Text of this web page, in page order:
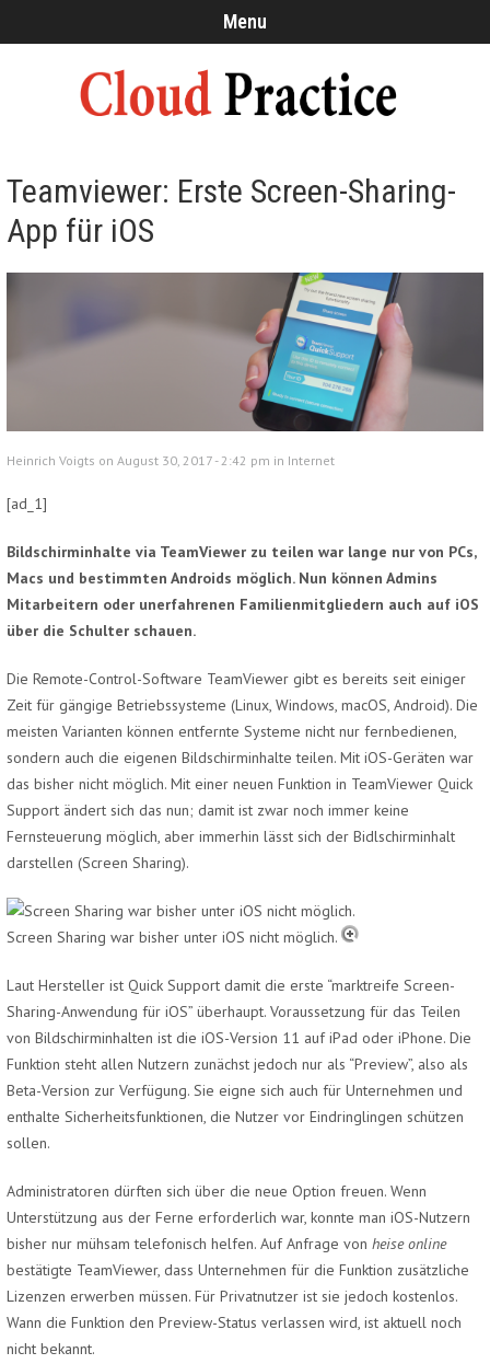
Menu
Teamviewer: Erste Screen-Sharing-
App für iOS
Heinrich Voigts on August 30, 2017 - 2:42 pm in Internet
[ad_1]
Bildschirminhalte via TeamViewer zu teilen war lange nur von PCs,
Macs und bestimmten Androids möglich. Nun können Admins
Mitarbeitern oder unerfahrenen Familienmitgliedern auch auf iOS
über die Schulter schauen.
Die Remote-Control-Software TeamViewer gibt es bereits seit einiger
Zeit für gängige Betriebssysteme (Linux, Windows, macOS, Android). Die
meisten Varianten können entfernte Systeme nicht nur fernbedienen,
sondern auch die eigenen Bildschirminhalte teilen. Mit iOS-Geräten war
das bisher nicht möglich. Mit einer neuen Funktion in TeamViewer Quick
Support ändert sich das nun; damit ist zwar noch immer keine
Fernsteuerung möglich, aber immerhin lässt sich der Bidlschirminhalt
darstellen (Screen Sharing).
Screen Sharing war bisher unter iOS nicht möglich.
Laut Hersteller ist Quick Support damit die erste “marktreife Screen-
Sharing-Anwendung für iOS” überhaupt. Voraussetzung für das Teilen
von Bildschirminhalten ist die iOS-Version 11 auf iPad oder iPhone. Die
Funktion steht allen Nutzern zunächst jedoch nur als “Preview”, also als
Beta-Version zur Verfügung. Sie eigne sich auch für Unternehmen und
enthalte Sicherheitsfunktionen, die Nutzer vor Eindringlingen schützen
sollen.
Administratoren dürften sich über die neue Option freuen. Wenn
Unterstützung aus der Ferne erforderlich war, konnte man iOS-Nutzern
bisher nur mühsam telefonisch helfen. Auf Anfrage von heise online
bestätigte TeamViewer, dass Unternehmen für die Funktion zusätzliche
Lizenzen erwerben müssen. Für Privatnutzer ist sie jedoch kostenlos.
Wann die Funktion den Preview-Status verlassen wird, ist aktuell noch
nicht bekannt.